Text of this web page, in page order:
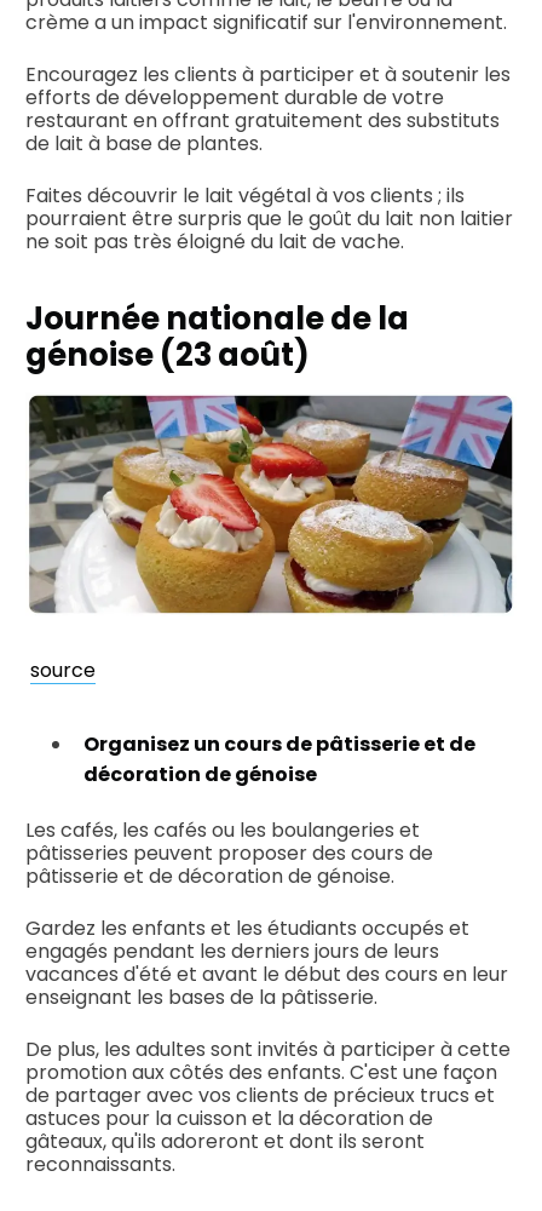
crème a un impact significatif sur l'environnement.
Encouragez les clients à participer et à soutenir les
efforts de développement durable de votre
restaurant en offrant gratuitement des substituts
de lait à base de plantes.
Faites découvrir le lait végétal à vos clients ; ils
pourraient être surpris que le goût du lait non laitier
ne soit pas très éloigné du lait de vache.
Journée nationale de la
génoise (23 août)
source
Organisez un cours de pâtisserie et de
décoration de génoise
Les cafés, les cafés ou les boulangeries et
pâtisseries peuvent proposer des cours de
pâtisserie et de décoration de génoise.
Gardez les enfants et les étudiants occupés et
engagés pendant les derniers jours de leurs
vacances d'été et avant le début des cours en leur
enseignant les bases de la pâtisserie.
De plus, les adultes sont invités à participer à cette
promotion aux côtés des enfants. C'est une façon
de partager avec vos clients de précieux trucs et
astuces pour la cuisson et la décoration de
gâteaux, qu'ils adoreront et dont ils seront
reconnaissants.